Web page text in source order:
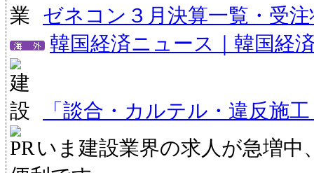
ゼネコン３月決算一覧・受
韓国経済ニュース｜韓国経
「談合・カルテル・違反施
いま建設業界の求人が急増中